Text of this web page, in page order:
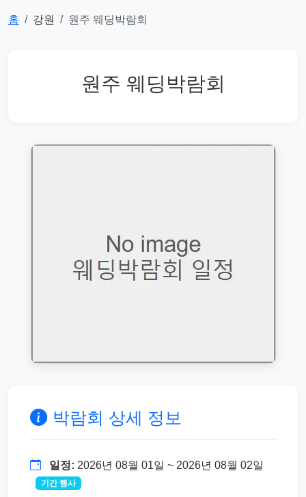
홈 강원 원주 웨딩박람회
원주 웨딩박람회
박람회 상세 정보
일정: 2026년 08월 01일 ~ 2026년 08월 02일
기간 행사